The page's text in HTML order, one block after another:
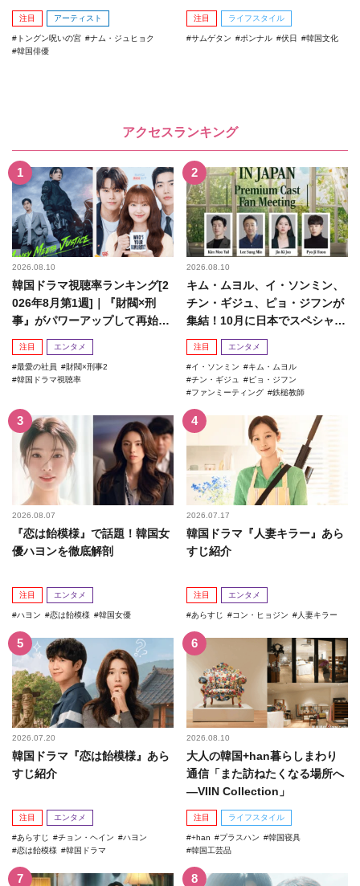
注目 アーティスト
トングン呪いの宮
ナム・ジュヒョク
韓国俳優
注目 ライフスタイル
サムゲタン ポンナル 伏日 韓国文化
アクセスランキング
2026.08.10
韓国ドラマ視聴率ランキング[2
026年8月第1週]｜『財閥×刑
事』がパワーアップして再始
動！
注目 エンタメ
最愛の社員
財閥×刑事2
韓国ドラマ視聴率
2026.08.10
キム・ムヨル、イ・ソンミン、
チン・ギジュ、ピョ・ジフンが
集結！10月に日本でスペシャル
ファンミーティング開催決...
注目 エンタメ
イ・ソンミン
キム・ムヨル
チン・ギジュ
ピョ・ジフン
ファンミーティング
鉄槌教師
2026.08.07
『恋は飴模様』で話題！韓国女
優ハヨンを徹底解剖
注目 エンタメ
ハヨン 恋は飴模様 韓国女優
2026.07.17
韓国ドラマ『人妻キラー』あら
すじ紹介
注目 エンタメ
あらすじ コン・ヒョジン 人妻キラー
2026.07.20
韓国ドラマ『恋は飴模様』あら
すじ紹介
注目 エンタメ
あらすじ チョン・ヘイン
ハヨン
恋は飴模様
韓国ドラマ
2026.08.10
大人の韓国+han暮らしまわり
通信「また訪ねたくなる場所へ
―VIIN Collection」
注目 ライフスタイル
+han プラスハン
韓国寝具
韓国工芸品